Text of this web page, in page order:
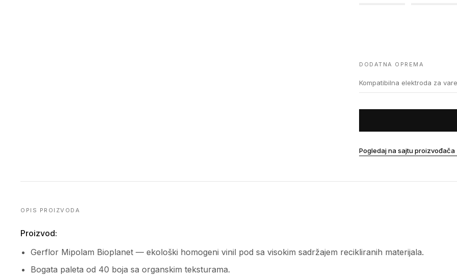
DODATNA OPREMA
Kompatibilna elektroda za
Pogledaj na sajtu proizvođača
OPIS PROIZVODA
Proizvod:
Gerflor Mipolam Bioplanet — ekološki homogeni vinil pod sa visokim sadržajem recikliranih materijala.
Bogata paleta od 40 boja sa organskim teksturama.